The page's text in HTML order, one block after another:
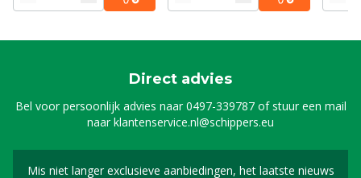
Direct advies
Bel voor persoonlijk advies naar0497-339787of stuur een mail
naarklantenservice.nl@schippers.eu
Mis niet langer exclusieve aanbiedingen, het laatste nieuws